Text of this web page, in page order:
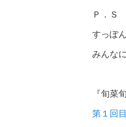
Ｐ．Ｓ
すっぽ
みんな
『旬菜
第１回